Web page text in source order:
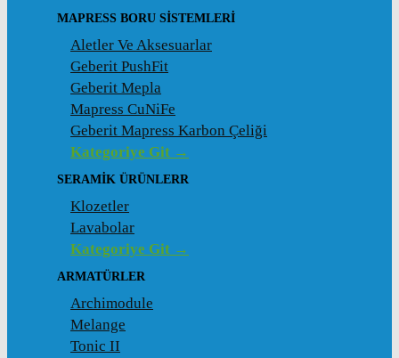
MAPRESS BORU SISTEMLERI
Aletler Ve Aksesuarlar
Geberit PushFit
Geberit Mepla
Mapress CuNiFe
Geberit Mapress Karbon Çeliği
Kategoriye Git →
SERAMIK ÜRÜNLERR
Klozetler
Lavabolar
Kategoriye Git →
ARMATÜRLER
Archimodule
Melange
Tonic II